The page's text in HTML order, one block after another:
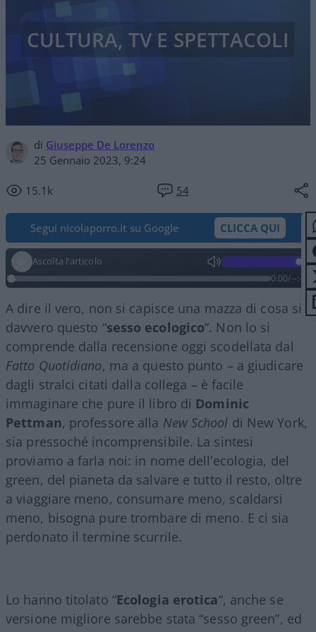
di Giuseppe De Lorenzo
25 Gennaio 2023, 9:24
15.1k 54
CULTURA, TV E SPETTACOLI
Segui nicolaporro.it su Google CLICCA QUI
Ascolta l'articolo
0:00/--:--
A dire il vero, non si capisce una mazza di cosa sia
davvero questo “sesso ecologico“. Non lo si
comprende dalla recensione oggi scodellata dal
Fatto Quotidiano, ma a questo punto – a giudicare
dagli stralci citati dalla collega – è facile
immaginare che pure il libro di Dominic
Pettman, professore alla New School di New York,
sia pressoché incomprensibile. La sintesi
proviamo a farla noi: in nome dell’ecologia, del
green, del pianeta da salvare e tutto il resto, oltre
a viaggiare meno, consumare meno, scaldarsi
meno, bisogna pure trombare di meno. E ci sia
perdonato il termine scurrile.
Lo hanno titolato “Ecologia erotica“, anche se
versione migliore sarebbe stata “sesso green”, ed